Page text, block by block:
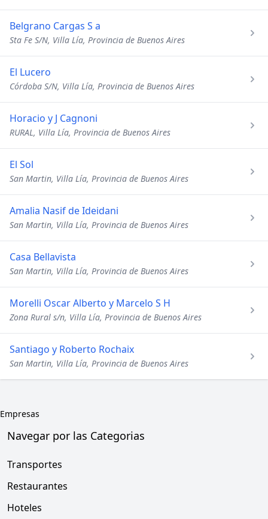
Belgrano Cargas S a
Sta Fe S/N, Villa Lía, Provincia de Buenos Aires
El Lucero
Córdoba S/N, Villa Lía, Provincia de Buenos Aires
Horacio y J Cagnoni
RURAL, Villa Lía, Provincia de Buenos Aires
El Sol
San Martin, Villa Lía, Provincia de Buenos Aires
Amalia Nasif de Ideidani
San Martin, Villa Lía, Provincia de Buenos Aires
Casa Bellavista
San Martin, Villa Lía, Provincia de Buenos Aires
Morelli Oscar Alberto y Marcelo S H
Zona Rural s/n, Villa Lía, Provincia de Buenos Aires
Santiago y Roberto Rochaix
San Martin, Villa Lía, Provincia de Buenos Aires
Empresas
Navegar por las Categorias
Transportes
Restaurantes
Hoteles